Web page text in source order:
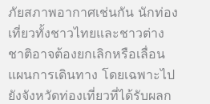
ภัยสภาพอากาศเช่นกัน นักท่อง
เที่ยวทั้งชาวไทยและชาวต่าง
ชาติอาจต้องยกเลิกหรือเลื่อน
แผนการเดินทาง โดยเฉพาะไป
ยังจังหวัดท่องเที่ยวที่ได้รับผลก